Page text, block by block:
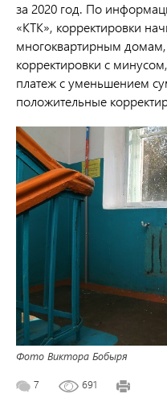
за 2020 год. По
«КТК», корректировки
многоквартирным
корректировки с
платеж с уменьшением
положительные
Фото Виктора Бобыря
7 691